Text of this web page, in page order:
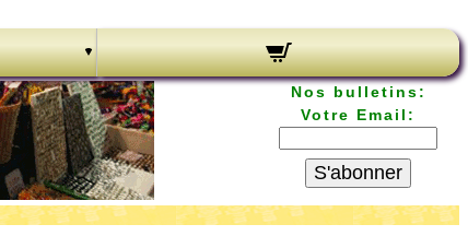
Nos bulletins:
Votre Email:
S'abonner